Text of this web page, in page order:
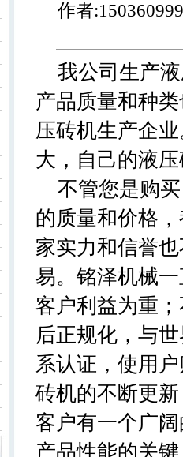
作者
我公司生产液
产品质量和种
压砖机生产企
大，自己的液
不管您是购买
的质量和价格
家实力和信誉
易。铭泽机械
客户利益为重
后正规化，与
系认证，使用
砖机的不断更
客户有一个广
产品性能的关